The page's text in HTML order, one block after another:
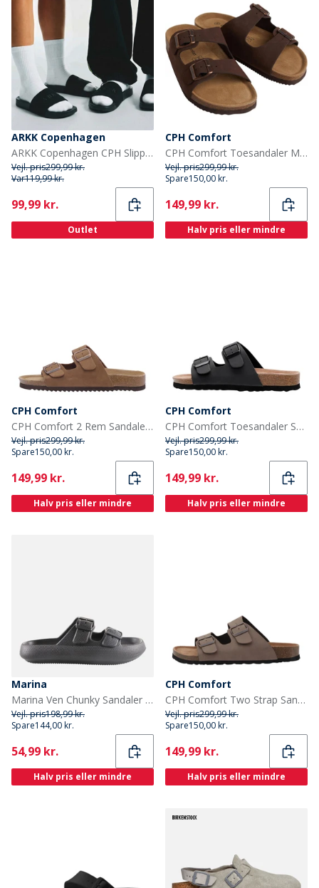
ARKK Copenhagen
ARKK Copenhagen CPH Slippers Sort
Vejl. pris299,99 kr.
Var119,99 kr.
Current
99,99 kr.
Outlet
CPH Comfort
CPH Comfort Toesandaler Mørkebrun
Vejl. pris299,99 kr.
Spare150,00 kr.
Current
149,99 kr.
Halv pris eller mindre
CPH Comfort
CPH Comfort 2 Rem Sandaler Camel
Vejl. pris299,99 kr.
Spare150,00 kr.
Current
149,99 kr.
Halv pris eller mindre
CPH Comfort
CPH Comfort Toesandaler Sort
Vejl. pris299,99 kr.
Spare150,00 kr.
Current
149,99 kr.
Halv pris eller mindre
Marina
Marina Ven Chunky Sandaler Sort
Vejl. pris198,99 kr.
Spare144,00 kr.
Current
54,99 kr.
Halv pris eller mindre
CPH Comfort
CPH Comfort Two Strap Sandaler Mellembrun
Vejl. pris299,99 kr.
Spare150,00 kr.
Current
149,99 kr.
Halv pris eller mindre